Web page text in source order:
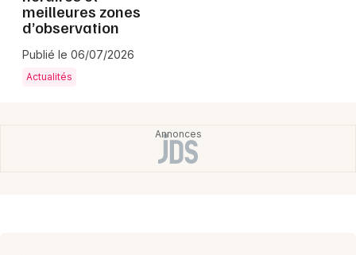
Expos
Sorties & loisirs
Auvergne-Rhône-Alpes
meilleures zones
d’observation
Publié le 06/07/2026
Actualités